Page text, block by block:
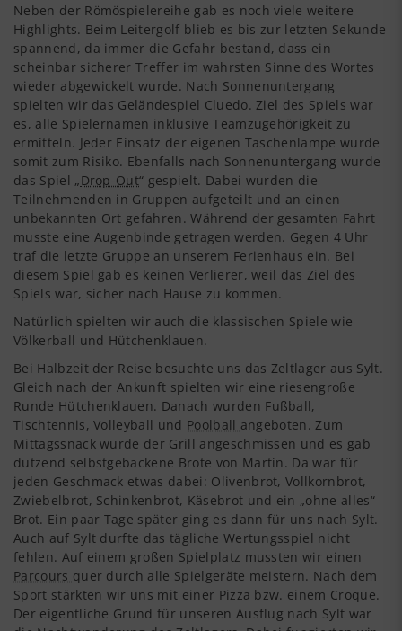
Neben der Römöspielereihe gab es noch viele weitere
Highlights. Beim Leitergolf blieb es bis zur letzten Sekunde
spannend, da immer die Gefahr bestand, dass ein
scheinbar sicherer Treffer im wahrsten Sinne des Wortes
wieder abgewickelt wurde. Nach Sonnenuntergang
spielten wir das Geländespiel Cluedo. Ziel des Spiels war
es, alle Spielernamen inklusive Teamzugehörigkeit zu
ermitteln. Jeder Einsatz der eigenen Taschenlampe wurde
somit zum Risiko. Ebenfalls nach Sonnenuntergang wurde
das Spiel „Drop-Out“ gespielt. Dabei wurden die
Teilnehmenden in Gruppen aufgeteilt und an einen
unbekannten Ort gefahren. Während der gesamten Fahrt
musste eine Augenbinde getragen werden. Gegen 4 Uhr
traf die letzte Gruppe an unserem Ferienhaus ein. Bei
diesem Spiel gab es keinen Verlierer, weil das Ziel des
Spiels war, sicher nach Hause zu kommen.
Natürlich spielten wir auch die klassischen Spiele wie
Völkerball und Hütchenklauen.
Bei Halbzeit der Reise besuchte uns das Zeltlager aus Sylt.
Gleich nach der Ankunft spielten wir eine riesengroße
Runde Hütchenklauen. Danach wurden Fußball,
Tischtennis, Volleyball und Poolball angeboten. Zum
Mittagssnack wurde der Grill angeschmissen und es gab
dutzend selbstgebackene Brote von Martin. Da war für
jeden Geschmack etwas dabei: Olivenbrot, Vollkornbrot,
Zwiebelbrot, Schinkenbrot, Käsebrot und ein „ohne alles“
Brot. Ein paar Tage später ging es dann für uns nach Sylt.
Auch auf Sylt durfte das tägliche Wertungsspiel nicht
fehlen. Auf einem großen Spielplatz mussten wir einen
Parcours quer durch alle Spielgeräte meistern. Nach dem
Sport stärkten wir uns mit einer Pizza bzw. einem Croque.
Der eigentliche Grund für unseren Ausflug nach Sylt war